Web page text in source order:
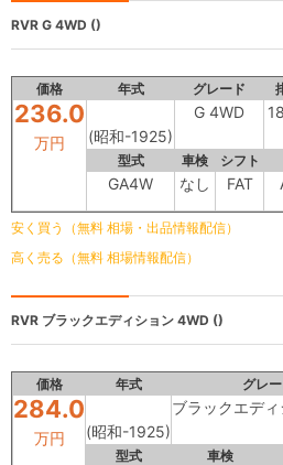
RVR G 4WD ()
価格 年式 グレード
236.0
万円 (昭和-1925)
G 4WD
型式 車検 シフト
GA4W なし FAT
安く買う（無料 相場・出品情報配信）
高く売る（無料 相場情報配信）
RVR ブラックエディション 4WD ()
価格 年式 グレ
284.0
万円 (昭和-1925)
ブラックエデ
型式 車検